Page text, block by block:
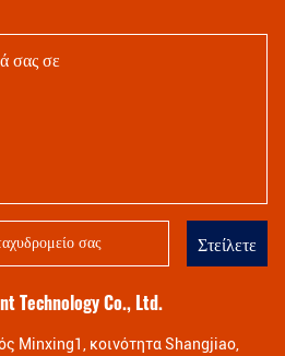
Στείλετε
Technology Co., Ltd.
Minxing1, κοινότητα Shangjiao,